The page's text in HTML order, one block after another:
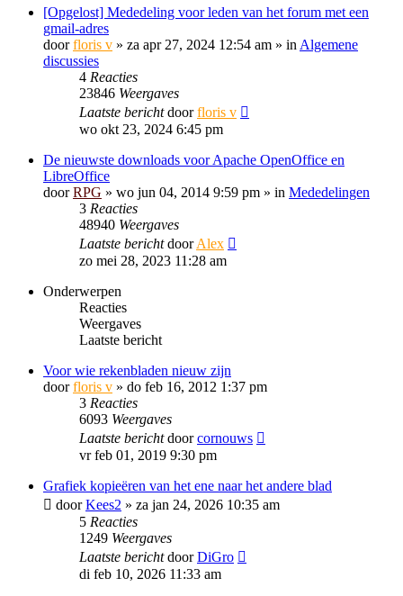
[Opgelost] Mededeling voor leden van het forum met een
gmail-adres
doorfloris v » za apr 27, 2024 12:54 am » in Algemene
discussies
4 Reacties
23846 Weergaves
Laatste berichtdoorfloris v
wo okt 23, 2024 6:45 pm
De nieuwste downloads voor Apache OpenOffice en
LibreOffice
doorRPG » wo jun 04, 2014 9:59 pm » in Mededelingen
3 Reacties
48940 Weergaves
Laatste berichtdoorAlex
zo mei 28, 2023 11:28 am
Onderwerpen
Reacties
Weergaves
Laatste bericht
Voor wie rekenbladen nieuw zijn
doorfloris v » do feb 16, 2012 1:37 pm
3 Reacties
6093 Weergaves
Laatste berichtdoorcornouws
vr feb 01, 2019 9:30 pm
Grafiek kopieëren van het ene naar het andere blad
doorKees2 » za jan 24, 2026 10:35 am
5 Reacties
1249 Weergaves
Laatste berichtdoorDiGro
di feb 10, 2026 11:33 am